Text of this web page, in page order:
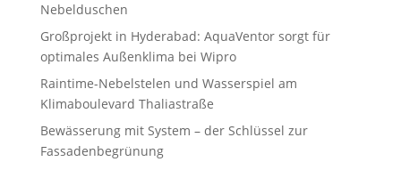
Nebelduschen
Großprojekt in Hyderabad: AquaVentor sorgt für
optimales Außenklima bei Wipro
Raintime-Nebelstelen und Wasserspiel am
Klimaboulevard Thaliastraße
Bewässerung mit System – der Schlüssel zur
Fassadenbegrünung